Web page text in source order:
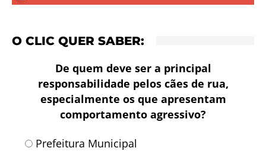
O CLIC QUER SABER:
De quem deve ser a principal
responsabilidade pelos cães de rua,
especialmente os que apresentam
comportamento agressivo?
Prefeitura Municipal